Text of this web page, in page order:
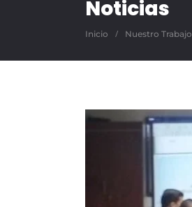
Noticias
Inicio Nuestro Trabajo